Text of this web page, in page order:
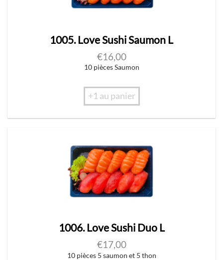
1005. Love Sushi Saumon L
€16,00
10 pièces Saumon
+1 au panier
1006. Love Sushi Duo L
€17,00
10 pièces 5 saumon et 5 thon